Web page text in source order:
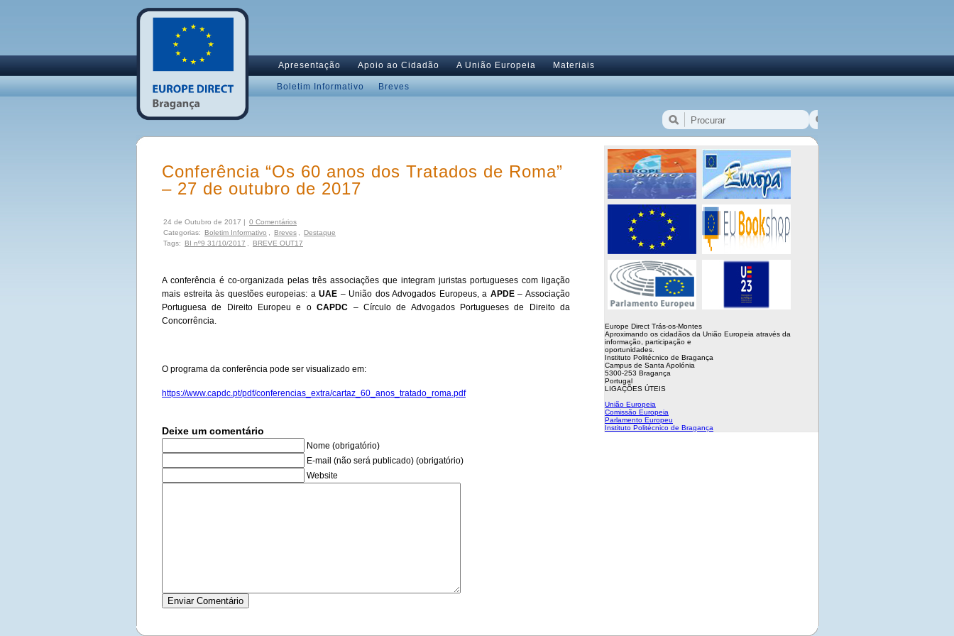
Apresentação Apoio ao Cidadão A União Europeia Materiais
Boletim Informativo Breves
Conferência “Os 60 anos dos Tratados de Roma”
– 27 de outubro de 2017
24 de Outubro de 2017 | 0 Comentários
Categorias:
Boletim Informativo Breves
Destaque
Tags:
BI nº9 31/10/2017 BREVE OUT17
A conferência é co-organizada pelas três associações que integram juristas portugueses com ligação
mais estreita às questões europeias: aUAE – União dos Advogados Europeus, a APDE– Associação
Portuguesa de Direito Europeu e oCAPDC – Círculo de Advogados Portugueses de Direito da
Concorrência.
O programa da conferência pode ser visualizado em:
https://www.capdc.pt/pdf/conferencias_extra/cartaz_60_anos_tratado_roma.pdf
Deixe um comentário
Nome (obrigatório)
E-mail (não será publicado) (obrigatório)
Website
Europe Direct Trás-os-Montes
Aproximando os cidadãos da União Europeia através da
informação, participação e
oportunidades.
Instituto Politécnico de Bragança
Campus de Santa Apolónia
5300-253 Bragança
Portugal
LIGAÇÕES ÚTEIS
União Europeia
Comissão Europeia
Parlamento Europeu
Instituto Politécnico de Bragança